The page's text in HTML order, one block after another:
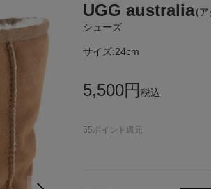
UGG australia(
シューズ
サイズ:24cm
5,500円 税込
55ポイント還元